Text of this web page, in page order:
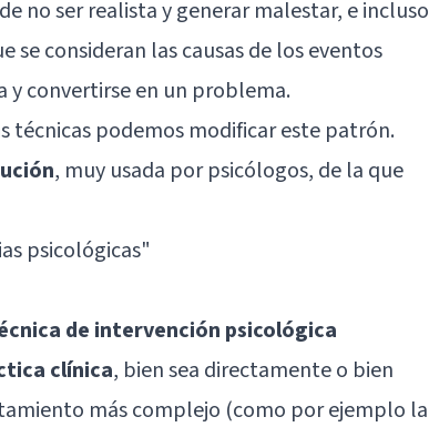
no ser realista y generar malestar, e incluso
consideran las causas de los eventos
y convertirse en un problema.
técnicas podemos modificar este patrón.
, muy usada por psicólogos, de la que
psicológicas"
de intervención psicológica
clínica, bien sea directamente o bien
más complejo (como por ejemplo la